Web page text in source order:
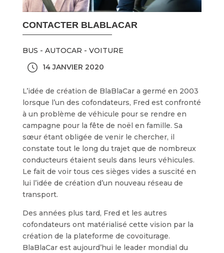
CONTACTER BLABLACAR
BUS - AUTOCAR - VOITURE
14 JANVIER 2020
L’idée de création de BlaBlaCar a germé en 2003
lorsque l’un des cofondateurs, Fred est confronté
à un problème de véhicule pour se rendre en
campagne pour la fête de noël en famille. Sa
sœur étant obligée de venir le chercher, il
constate tout le long du trajet que de nombreux
conducteurs étaient seuls dans leurs véhicules.
Le fait de voir tous ces sièges vides a suscité en
lui l’idée de création d’un nouveau réseau de
transport.
Des années plus tard, Fred et les autres
cofondateurs ont matérialisé cette vision par la
création de la plateforme de covoiturage.
BlaBlaCar est aujourd’hui le leader mondial du